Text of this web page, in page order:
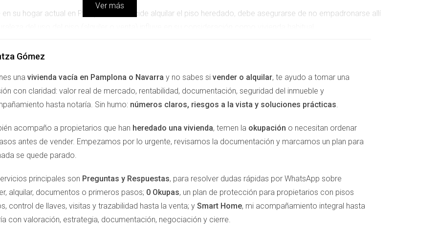
su hogar actual en Pamplona. Si decide alquilar el piso heredado, debe asegurarse de no empadronarse allí
Durante este tiempo, sigue manteniendo su hogar en Pamplona como su residencia habitual. Sin embargo,
(como pagos regulares de servicios), podría enfrentarse a problemas al declarar su situación ante
habitual, te recomiendo que busques asesoría especializada."
tu residencia efectiva, no solo el empadronamiento."
antes de tomar decisiones fiscales importantes."
Ver más
Gómez
una vivienda vacía en Pamplona o Navarra y no sabes si vender o alquilar, te ayudo a tomar una
con claridad: valor real de mercado, rentabilidad, documentación, seguridad del inmueble y
hasta notaría. Sin humo: números claros, riesgos a la vista y soluciones prácticas.
acompaño a propietarios que han heredado una vivienda, temen la okupación o necesitan ordenar
antes de vender. Empezamos por lo urgente, revisamos la documentación y marcamos un plan para
se quede parado.
principales son Preguntas y Respuestas, para resolver dudas rápidas por WhatsApp sobre
alquilar, documentos o primeros pasos; 0 Okupas, un plan de protección para propietarios con pisos
control de llaves, visitas y trazabilidad hasta la venta; y Smart Home, mi acompañamiento integral hasta
con valoración, estrategia, documentación, negociación y cierre.